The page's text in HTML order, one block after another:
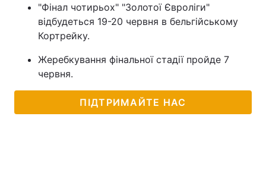
"Фінал чотирьох" "Золотої Євроліги"
відбудеться 19-20 червня в бельгійському
Кортрейку.
Жеребкування фінальної стадії пройде 7
червня.
ПІДТРИМАЙТЕ НАС